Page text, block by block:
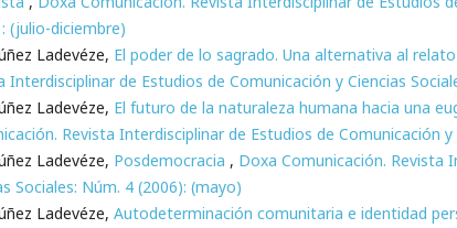
(julio-diciembre)
Ladevéze, El poder de lo sagrado. Una alternativa al
Interdisciplinar de Estudios de Comunicación y Ciencias
Ladevéze, El futuro de la naturaleza humana hacia una
Revista Interdisciplinar de Estudios de Comunicación
Ladevéze, Posdemocracia , Doxa Comunicación. Revista
Sociales: Núm. 4 (2006): (mayo)
Ladevéze, Autodeterminación comunitaria e identidad